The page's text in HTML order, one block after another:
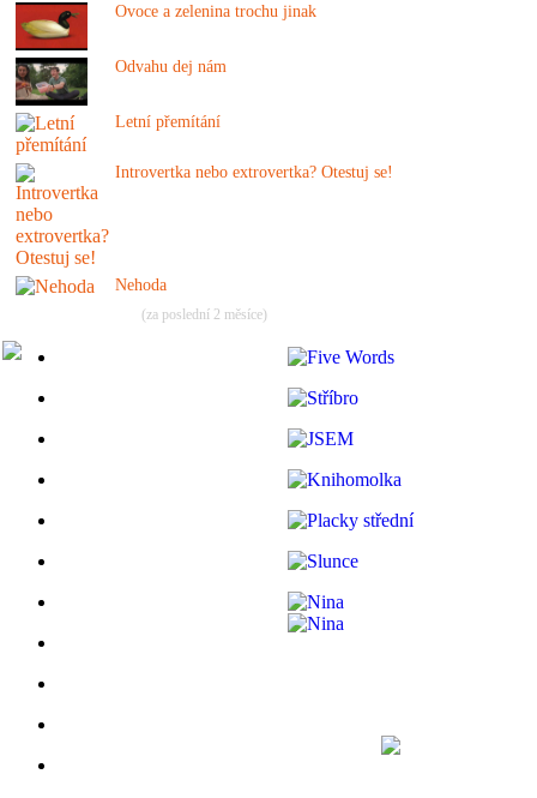
Ovoce a zelenina trochu jinak
Odvahu dej nám
Letní přemítání
Introvertka nebo extrovertka? Otestuj se!
Nehoda
(za poslední 2 měsíce)